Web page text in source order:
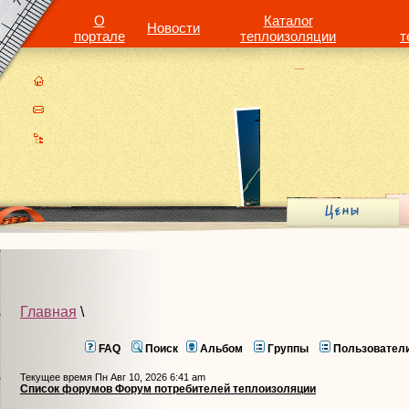
О
портале
Новости
Каталог
теплоизоляции
Главная \
FAQ Поиск Альбом Группы
Текущее время Пн Авг 10, 2026 6:41 am
Список форумов Форум потребителей теплоизоляции